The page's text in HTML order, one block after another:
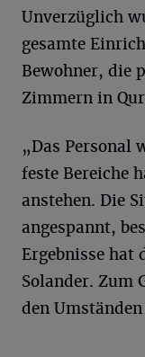
Unverzüglich
gesamte
Bewohner, die
Zimmern in
„Das Personal
feste Bereiche
anstehen. Die
angespannt,
Ergebnisse hat
Solander. Zum
den